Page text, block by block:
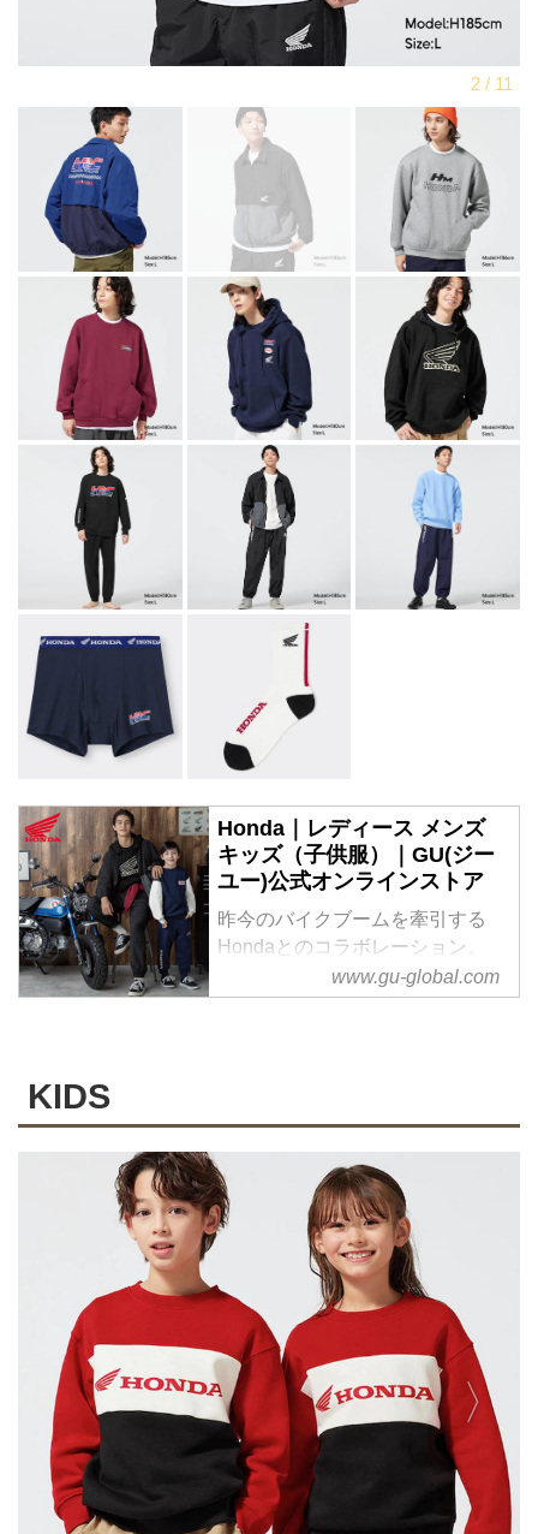
Honda｜レディース メンズ
キッズ（子供服）｜GU(ジー
ユー)公式オンラインストア
昨今のバイクブームを牽引する
Hondaとのコラボレーション。
ウィングマークやビンテージテイ
ストのグラフィックを現代のアイ
www.gu-global.com
KIDS